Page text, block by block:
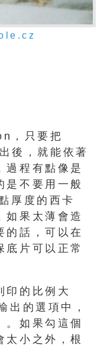
，只要把
後，就能依著
過程有點像是
是不要用一般
厚度的西卡
如果太薄會造
的話，可以在
底片可以正常
印的比例大
出的選項中，
。如果勾這個
太小之外，根